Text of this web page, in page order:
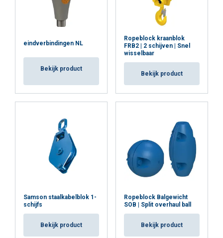
eindverbindingen NL
Bekijk product
Ropeblock kraanblok
FRB2 | 2 schijven | Snel
wisselbaar
Bekijk product
Samson staalkabelblok 1-
schijfs
Bekijk product
Ropeblock Balgewicht
SOB | Split overhaul ball
Bekijk product